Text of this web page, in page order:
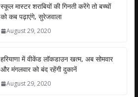
स्कूल मास्टर शराबियों की गिनती करेंगे तो बच्चों
को कब पढ़ाएंगे, सुरेजवाला
August 29, 2020
हरियाणा में वीकेंड लॉकडाउन खत्म, अब सोमवार
और मंगलवार को बंद रहेंगी दुकानें
August 29, 2020